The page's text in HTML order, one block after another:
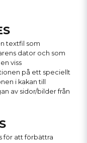
textfil som
dator och som
viss
på ett speciellt
i kakan till
av sidor/bilder från
för att förbättra